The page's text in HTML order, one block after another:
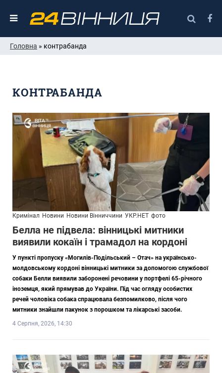
Головна » контрабанда
КОНТРАБАНДА
Кримінал Новини Новини Вінниччини УКР.НЕТ фото
Белла не підвела: вінницькі митники
виявили кокаїн і трамадол на кордоні
У пункті пропуску «Могилів-Подільський – Отач» на українсько-
молдовському кордоні вінницькі митники за допомогою службової
собаки Белли виявили заборонені речовини у портфелі 65-річного
іноземця, який прямував до України. Під час огляду особистих
речей чоловіка собака спрацювала безпомилково, після чого
митники знайшли пакунок з порошком та лікарські засоби.
4 Серпня, 2026, 14:30